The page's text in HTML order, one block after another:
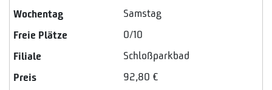
Samstag
0/10
Schloßparkbad
92,80 €